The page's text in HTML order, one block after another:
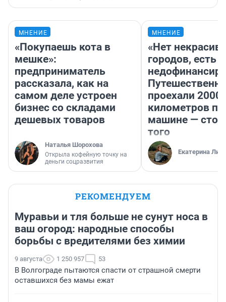
МНЕНИЕ
«Покупаешь кота в
мешке»:
предприниматель
рассказала, как на
самом деле устроен
бизнес со складами
дешевых товаров
Наталья Шорохова
Открыла кофейную точку на
деньги соцразвития
МНЕНИЕ
«Нет
городов, есть
проехали 2000
километров по
машине —
того
Екатерина
РЕКОМЕНДУЕМ
Муравьи и тля больше не сунут носа в
ваш огород: народные способы
борьбы с вредителями без химии
9 августа 1 250 957 53
В Волгограде пытаются спасти от страшной смерти
оставшихся без мамы ежат